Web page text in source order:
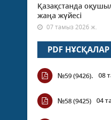
Қазақстанда
жаңа жүйесі
07 тамыз 2026 ж.
PDF
№59 (9426). 08
№58 (9425) 04